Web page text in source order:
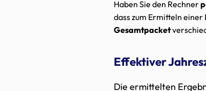
Haben Sie den Rechner
dass zum Ermitteln
Gesamtpacket
Effektiver
Die ermittelten